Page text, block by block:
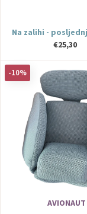
Na zalihi -
€25,30
-10%
AVIONAUT